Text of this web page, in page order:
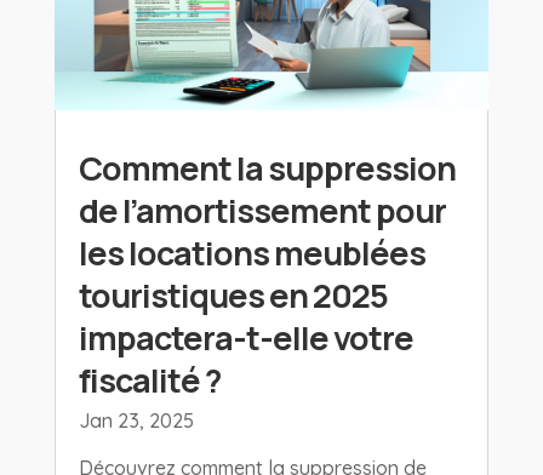
Comment la suppression
de l’amortissement pour
les locations meublées
touristiques en 2025
impactera-t-elle votre
fiscalité ?
Jan 23, 2025
Découvrez comment la suppression de